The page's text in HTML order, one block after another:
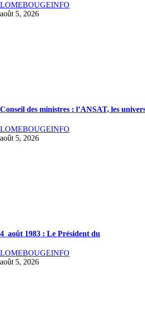
LOMEBOUGEINFO
août 5, 2026
Conseil des ministres : l’ANSAT, les
LOMEBOUGEINFO
août 5, 2026
4 août 1983 : Le Président du
LOMEBOUGEINFO
août 5, 2026